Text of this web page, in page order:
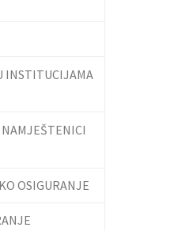
INSTITUCIJAMA
OSIGURANJE